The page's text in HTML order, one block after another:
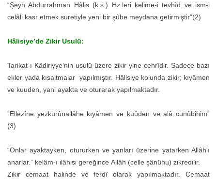
“Şeyh Abdurrahman Hâlis (k.s.) Hz.leri kelime-i tevhîd ve ism-i
celâli kasr etmek suretiyle yeni bir şûbe meydana getirmiştir”(2)
Hâlisiye’de Zikir Usulü:
Tarikat-ı Kâdiriyye’nin usulü üzere zikir yine cehrîdir. Sadece bazı
ekler yada kısaltmalar yapılmıştır. Hâlisiye kolunda zikir; kıyâmen
ve kuuden, yani ayakta ve oturarak yapılmaktadır.
”Ellezîne yezkurûnallâhe kıyâmen ve kuûden ve alâ cunûbihim”
(3)
“Onlar ayaktayken, otururken ve yanları üzerine yatarken Allâh'ı
anarlar.” kelâm-ı ilâhisi gereğince Allâh (celle şânühu) zikredilir.
Zikir cemaat halinde ve ferdî olarak yapılmaktadır. Cemaat